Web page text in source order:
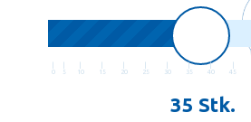
0
5
10
15
20
25
30
|
35
|
40
45
35 Stk.